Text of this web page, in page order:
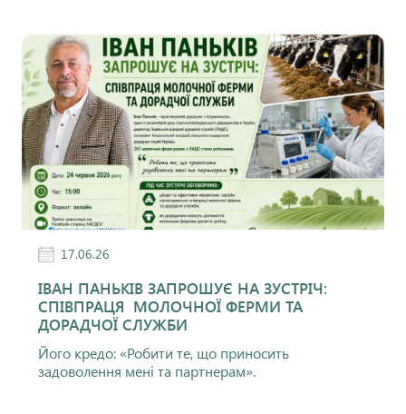
17.06.26
ІВАН ПАНЬКІВ ЗАПРОШУЄ НА ЗУСТРІЧ:
СПІВПРАЦЯ МОЛОЧНОЇ ФЕРМИ ТА
ДОРАДЧОЇ СЛУЖБИ
Його кредо: «Робити те, що приносить
задоволення мені та партнерам».